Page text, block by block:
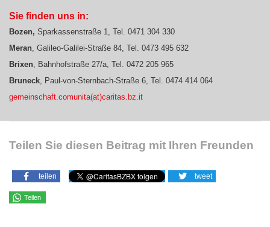
Sie finden uns in:
Bozen, Sparkassenstraße 1, Tel. 0471 304 330
Meran , Galileo-Galilei-Straße 84, Tel. 0473 495 632
Brixen , Bahnhofstraße 27/a, Tel. 0472 205 965
Bruneck , Paul-von-Sternbach-Straße 6, Tel. 0474 414 064
gemeinschaft.comunita(at)caritas.bz.it
Teilen Sie diesen Beitrag mit Ihren Freunden
teilen tweet
Teilen